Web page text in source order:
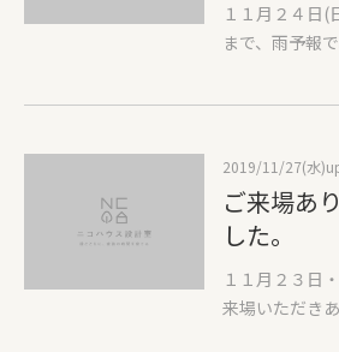
ンと寒いゾー
風機などはそ
くに設置され
げ暖めても床
のところに届
ァンヒーター
ね。新しい家
１１月２４日(
まで、雨予報
邸の地鎮祭が
い、お供え物
式のあと、四
さまもご一緒
塩・白紙で清
鎮、玉串拝礼
神…と儀式も
ご来場あ
した。
2019/11/27(水)
１１月２３日
来場いただき